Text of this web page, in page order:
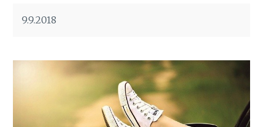
9.9.2018